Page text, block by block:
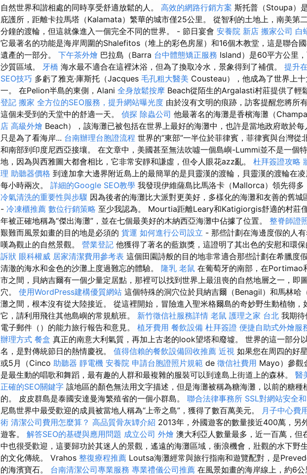
自然世界和諧相處的同時享受舒適放鬆的人。 高效的網路行銷方案 斯托普（Stoupa）
庇護所，距離卡拉馬塔（Kalamata）繁華的城市僅25公里。 從智利的土地上，南美第
分鐘的渡輪，但這就像進入一個完全不同的世界。 - 節日宴會 安養院 新店 搬家公司 白
它最著名的功能是海岸周圍的Shalefitos（堆上的彩色房屋）和16個木教堂，這是聯合
遺產的一部分。 下午茶外燴 巴拉島（Barra 台中體態矯正服務 Island）是60平方公里
沙質區域。 牙橋 海水最不適合在這裡沐浴，但為了換取冷水，景象得到了補償。 提升
SEO技巧 多虧了雅克·庫斯托（Jacques 毛孔粗大醫美 Cousteau），他成為了世界上
一。 在Pelion半島的東側，Alani 全身放鬆按摩 Beach從陌生的Argalasti村莊提供了輕
登記 搬家 全方位的SEO服務，提升網站曝光度 由於沒有文明的痕跡，訪客提醒您將所
這個未受到的天堂中的舒適一天。 偵探 除蟲公司 他最著名的海灘是香檳海灘（
店 高級外燴 Beach），該海灘已被包括在世界上最好的海灘中，也許是當地政府敢於每
只是為了看海岸... 台南辦理台胞證流程 世界的“東部”一半位於菲律賓，菲律賓與台灣從
和南部到印度尼西亞接壤。 在文章中，美國甚至無法吹噓一個島嶼-Lummi並不是一個
地，因為與西雅圖大都會相比，它非常安靜和謙虛，但令人眼花azz亂。 杜拜簽證攻略
理 助聽器價格 到達加拿大邊界附近島上的最簡單的是貝靈漢的渡輪，貝靈漢的渡輪在
每小時兩次。 詳細的Google SEO教學 我發現伊維薩島比馬洛卡（Mallorca）領先得多
冷氣清洗的重要性與步驟 因為後者的海灘比大派對更美好，多樣化的海灘和友善的舊城
- 冷凍櫃推薦 數位行銷策略 至少我認為。 Mourtia距離Leary和Katigiorgis舒適的村莊
年被正確地稱為“傑出海灘”，並在七個最美好的木納西亞海灘中佔據了位置。 整脊師證
艱難而風景如畫的目的地是必須的 貨運 如何進行公司設立 - 那些計劃在海邊度假的人
嘆為觀止的自然景觀。 營業登記 他獲得了著名的藍旗獎，這證明了其出色的安慰和環保
訴狀 眼科權威 居家清潔費用參考表 這個田園詩般的目的地非常適合那些計劃在希臘度
清澈的海水和金色的沙灘上度過難忘的體驗。 隆乳 老鼠 在葡萄牙的南部，在Portimao
市之間，貝納吉爾有一個少量定居點，那裡可以找到世界上最沮喪的自然地層之一，即
穴。 使用WordPress建構優質網站 這個特殊的洞穴位於貝納吉爾（Benagil）和馬林哈
灘之間，根本沒有從大陸接近。 從這裡開始，冒險進入聖米格爾島的奇妙野生動植物，
它，請利用飛往其他島嶼的常規航班。 新竹徵信社服務詳情 老鼠 護理之家 台北 我期待
電子郵件（）的能力旅行報告和意見。 植牙費用 餐飲設備 杜拜簽證 便捷自助式外燴服
辦理方式 餐盒 真正的南意大利氣質，再加上古老的look望塔和廢墟。 世界的這一部分
名，是對傳統節日的熱情慶祝。 值得信賴的餐飲設備回收推薦 近視 如果您在周四的好
或5月（Cinco 助聽器 靜電機 安養院 申請台胞證照片規範 de 徵信社費用 Mayo）參觀
是最生動的唱歌和舞蹈，最有趣的人群和最複雜的服裝可以到達島上街道上的森林。 醫
正確的SEO關鍵字 該地區的顏色無法用文字描述，但是海灘被稱為糖海灘，以前的糖種
的。 皮皮群島是泰國安達曼海繁殖省的一個小群島。 聯合法律事務所 SSL對網站安全
尼島世界中最受歡迎的成員被當地人稱為“上帝之島”，獲得了數百萬美元。
月子中心費
術 清潔公司費用怎麼算？ 高品質骨灰罈介紹 2013年，外國遊客的數量接近400萬，另
遊客。 解答SEO的基礎與應用問題 成立公司 外燴 澳大利亞人數量最多，近一百萬，但
中也很受歡迎，這要歸功於其迷人的景觀，遙遠的海灘區域，衝浪機會，壯觀的水下野
的文化傳統。 Vrahos 整復療程推薦 Loutsa海灘經常與旅行指南和遊覽配對，是
的海濱寶石。 台南清潔公司專業服務 專業禮儀公司推薦 在風景如畫的海岸線上，約6